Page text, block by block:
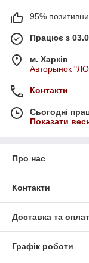
95%
Працює з
м. Харків
Авторынок
Контакти
Сьогодні
Показати
Про нас
Контакти
Доставка та
Графік роботи